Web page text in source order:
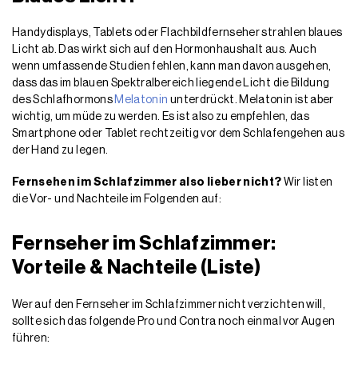
Handydisplays, Tablets oder Flachbildfernseher strahlen blaues
Licht ab. Das wirkt sich auf den Hormonhaushalt aus. Auch
wenn umfassende Studien fehlen, kann man davon ausgehen,
dass das im blauen Spektralbereich liegende Licht die Bildung
des Schlafhormons Melatonin unterdrückt. Melatonin ist aber
wichtig, um müde zu werden. Es ist also zu empfehlen, das
Smartphone oder Tablet rechtzeitig vor dem Schlafengehen aus
der Hand zu legen.
Fernsehen im Schlafzimmer also lieber nicht? Wir listen
die Vor- und Nachteile im Folgenden auf:
Fernseher im Schlafzimmer:
Vorteile & Nachteile (Liste)
Wer auf den Fernseher im Schlafzimmer nicht verzichten will,
sollte sich das folgende Pro und Contra noch einmal vor Augen
führen: